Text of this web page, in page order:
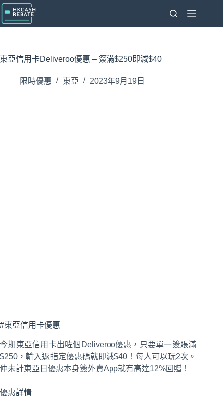
跳
至
主
內
東亞信用卡Deliveroo優惠 – 簽滿$250即減$40
限時優惠 東亞 2023年9月19日
#東亞信用卡優惠
今期東亞信用卡出咗個Deliveroo優惠，只要單一簽賬滿
$250，輸入返指定優惠碼就即減$40！每人可以玩2次。
仲未計東亞日優惠本身簽外賣App就有高達12%回贈！
優惠詳情